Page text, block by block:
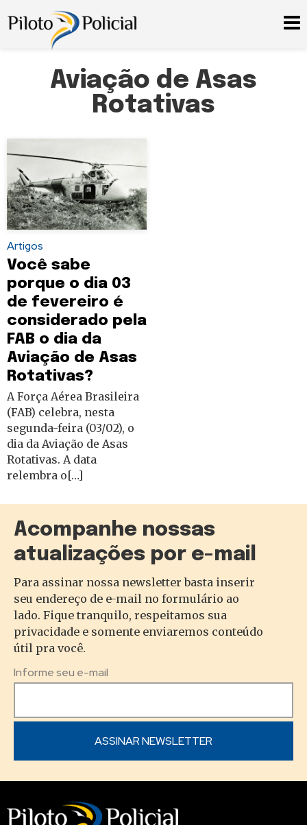
Aviação de Asas
Rotativas
Artigos
Você sabe
porque o dia 03
de fevereiro é
considerado pela
FAB o dia da
Aviação de Asas
Rotativas?
A Força Aérea Brasileira
(FAB) celebra, nesta
segunda-feira (03/02), o
dia da Aviação de Asas
Rotativas. A data
relembra o[…]
Acompanhe nossas
atualizações por e-mail
Para assinar nossa newsletter basta inserir
seu endereço de e-mail no formulário ao
lado. Fique tranquilo, respeitamos sua
privacidade e somente enviaremos conteúdo
útil pra você.
Informe seu e-mail